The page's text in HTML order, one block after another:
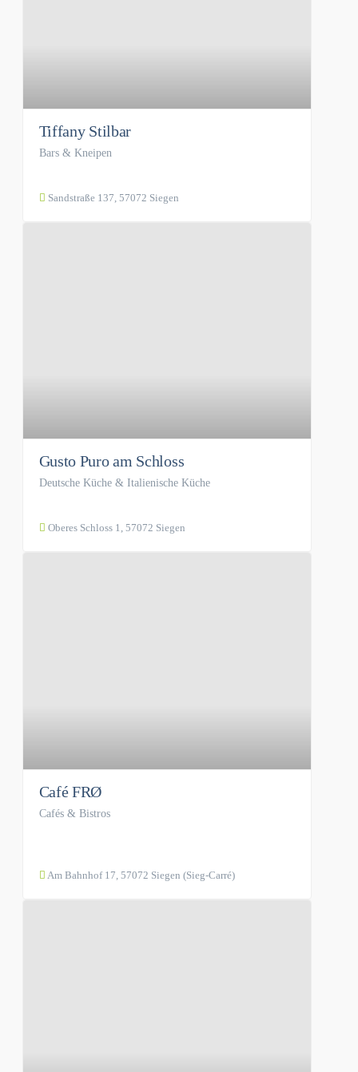
Tiffany Stilbar
Bars & Kneipen
Sandstraße 137, 57072 Siegen
Gusto Puro am Schloss
Deutsche Küche & Italienische Küche
Oberes Schloss 1, 57072 Siegen
Café FRØ
Cafés & Bistros
Am Bahnhof 17, 57072 Siegen (Sieg-Carré)